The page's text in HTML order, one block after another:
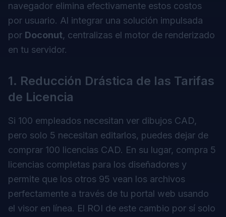
navegador elimina efectivamente estos costos
por usuario. Al integrar una solución impulsada
por Doconut, centralizas el motor de renderizado
en tu servidor.
1. Reducción Drástica de las Tarifas
de Licencia
Si 100 empleados necesitan ver dibujos CAD,
pero solo 5 necesitan editarlos, puedes dejar de
comprar 100 licencias CAD. En su lugar, compra 5
licencias completas para los diseñadores y
permite que los otros 95 vean los archivos
perfectamente a través de tu portal web usando
el visor en línea. El ROI de este cambio por sí solo